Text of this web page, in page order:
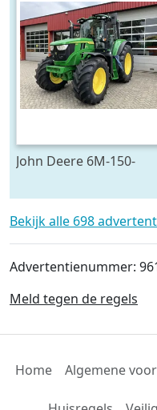
John Deere 6M-150-
Bekijk alle 698
Advertentienummer:
Meld tegen de regels
Home Algemene